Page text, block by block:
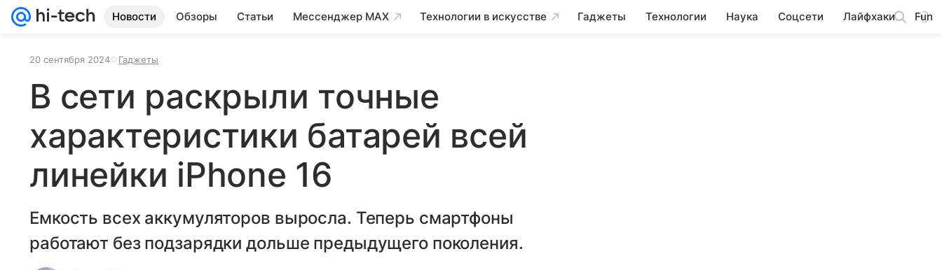
Новости Обзоры Статьи Мессенджер MAX Технологии в искусстве Гаджеты Технологии Наука Соцсети Лайфхаки Fun
20 сентября 2024 Гаджеты
В сети раскрыли точные
характеристики батарей всей
линейки iPhone 16
Емкость всех аккумуляторов выросла. Теперь смартфоны
работают без подзарядки дольше предыдущего поколения.